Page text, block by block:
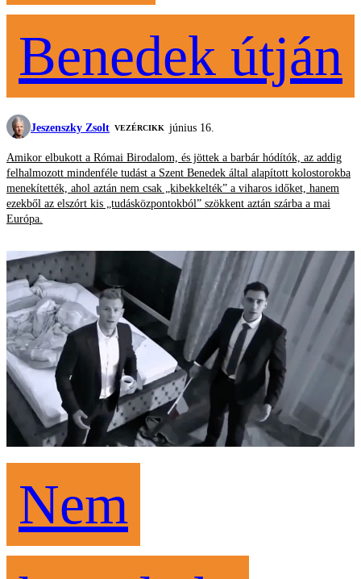
Benedek útján
Jeszenszky Zsolt VEZÉRCIKK június 16.
Amikor elbukott a Római Birodalom, és jöttek a barbár hódítók, az addig
felhalmozott mindenféle tudást a Szent Benedek által alapított kolostorokba
menekítették, ahol aztán nem csak „kibekkelték” a viharos időket, hanem
ezekből az elszórt kis „tudásközpontokból” szökkent aztán szárba a mai
Európa.
Nem